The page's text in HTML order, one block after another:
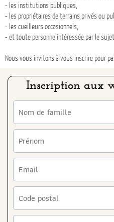
- les institutions publiques,
- les propriétaires de terrains privés ou
- les cueilleurs occasionnels,
- et toute personne intéressée par le sujet.
Nous vous invitonsàvous inscrire pour
Inscription aux